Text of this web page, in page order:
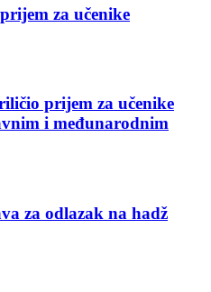
za učenike
prijem za učenike
i međunarodnim
za odlazak na hadž